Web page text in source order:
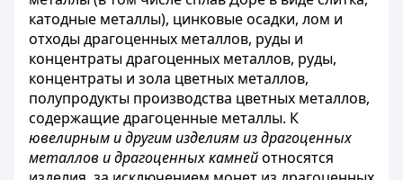
катодные металлы), цинковые осадки, лом и
отходы драгоценных металлов, руды и
концентраты драгоценных металлов, руды,
концентраты и зола цветных металлов,
полупродукты производства цветных металлов,
содержащие драгоценные металлы. К
ювелирным и другим изделиям из драгоценных
металлов и драгоценных камнейотносятся